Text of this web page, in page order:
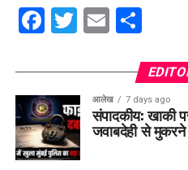
Facebook
Twitter
Email
आलेख 7 days ago
संपादकीय: खाकी
जवाबदेही से